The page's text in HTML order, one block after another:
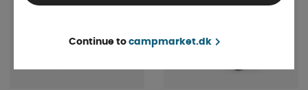
Continue to campmarket.dk